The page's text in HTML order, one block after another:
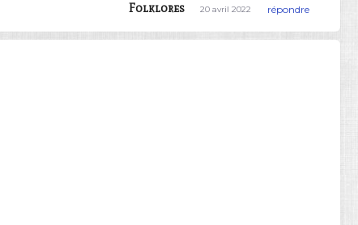
Folklores 20 avril 2022
répondre